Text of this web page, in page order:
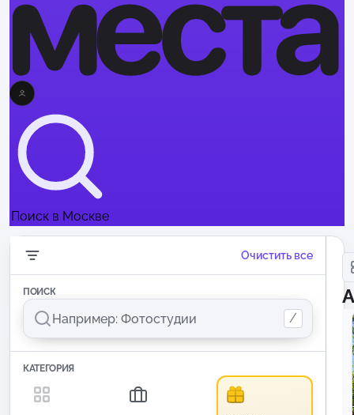
Поиск в Москве
Очистить все
ПОИСК
/
КАТЕГОРИЯ